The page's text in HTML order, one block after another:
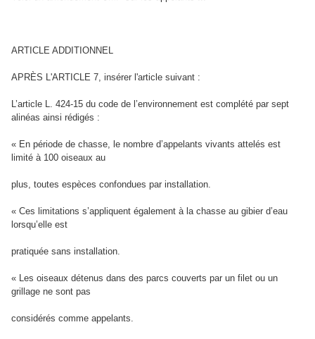
ARTICLE ADDITIONNEL
APRÈS L'ARTICLE 7, insérer l'article suivant :
L’article L. 424-15 du code de l’environnement est complété par sept
alinéas ainsi rédigés :
« En période de chasse, le nombre d’appelants vivants attelés est
limité à 100 oiseaux au
plus, toutes espèces confondues par installation.
« Ces limitations s’appliquent également à la chasse au gibier d’eau
lorsqu’elle est
pratiquée sans installation.
« Les oiseaux détenus dans des parcs couverts par un filet ou un
grillage ne sont pas
considérés comme appelants.